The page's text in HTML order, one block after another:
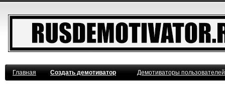
Главная Создать демотиватор Демотиваторы